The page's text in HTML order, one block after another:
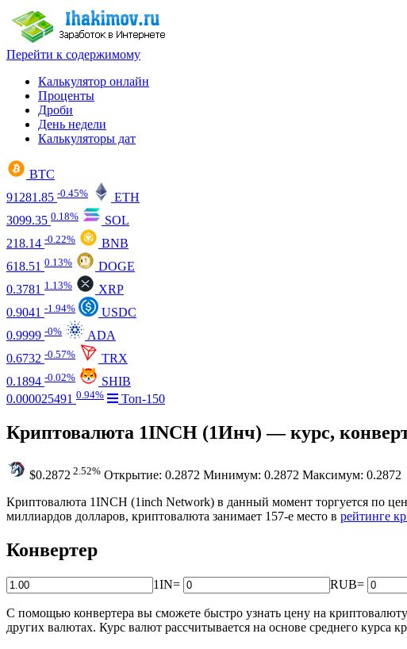
Перейти к содержимому
Калькулятор онлайн
Проценты
Дроби
День недели
Калькуляторы дат
BTC
91281.85 -0.45%
ETH
3099.35 0.18%
SOL
218.14 -0.22%
BNB
618.51 0.13%
DOGE
0.3781 1.13%
XRP
0.9041 -1.94%
USDC
0.9999 -0%
ADA
0.6732 -0.57%
TRX
0.1894 -0.02%
SHIB
0.000025491 0.94% Топ-150
Криптовалюта 1INCH (1Инч) — курс,
$0.2872 2.52% Открытие: 0.2872 Минимум: 0.2872 Максимум: 0.2872
Криптовалюта 1INCH (1inch Network) в данный момент торгуется по
миллиардов долларов, криптовалюта занимает 157‑е место в рейтинге
Конвертер
1IN= RUB=
С помощью конвертера вы сможете быстро узнать цену на
других валютах. Курс валют рассчитывается на основе среднего курса